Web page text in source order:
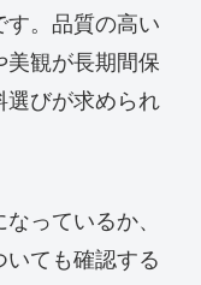
す。品質の高い
美観が長期間保
選びが求められ
っているか、
ても確認する